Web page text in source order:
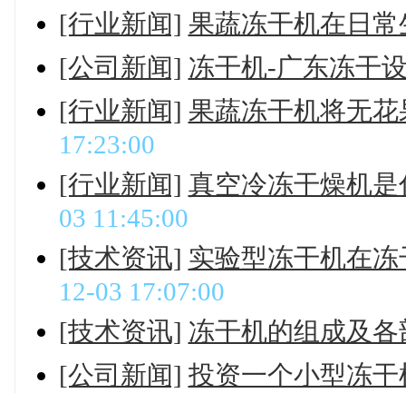
[行业新闻] 果蔬冻干机在日
[公司新闻] 冻干机-广东冻干
[行业新闻] 果蔬冻干机将无
17:23:00
[行业新闻] 真空冷冻干燥机
03 11:45:00
[技术资讯] 实验型冻干机在
12-03 17:07:00
[技术资讯] 冻干机的组成及
[公司新闻] 投资一个小型冻